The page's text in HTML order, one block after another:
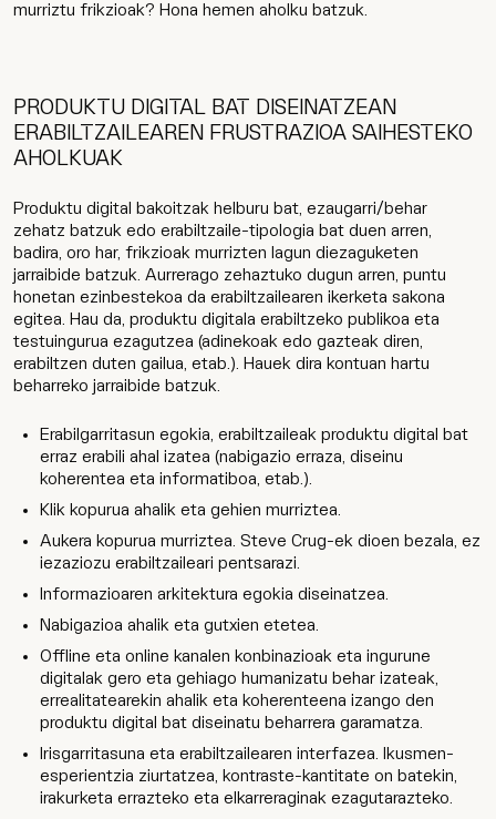
murriztu frikzioak? Hona hemen aholku batzuk.
PRODUKTU DIGITAL BAT DISEINATZEAN
ERABILTZAILEAREN FRUSTRAZIOA SAIHESTEKO
AHOLKUAK
Produktu digital bakoitzak helburu bat, ezaugarri/behar
zehatz batzuk edo erabiltzaile-tipologia bat duen arren,
badira, oro har, frikzioak murrizten lagun diezaguketen
jarraibide batzuk. Aurrerago zehaztuko dugun arren, puntu
honetan ezinbestekoa da erabiltzailearen ikerketa sakona
egitea. Hau da, produktu digitala erabiltzeko publikoa eta
testuingurua ezagutzea (adinekoak edo gazteak diren,
erabiltzen duten gailua, etab.). Hauek dira kontuan hartu
beharreko jarraibide batzuk.
Erabilgarritasun egokia, erabiltzaileak produktu digital bat
erraz erabili ahal izatea (nabigazio erraza, diseinu
koherentea eta informatiboa, etab.).
Klik kopurua ahalik eta gehien murriztea.
Aukera kopurua murriztea. Steve Crug-ek dioen bezala, ez
iezaziozu erabiltzaileari pentsarazi.
Informazioaren arkitektura egokia diseinatzea.
Nabigazioa ahalik eta gutxien etetea.
Offline eta online kanalen konbinazioak eta ingurune
digitalak gero eta gehiago humanizatu behar izateak,
errealitatearekin ahalik eta koherenteena izango den
produktu digital bat diseinatu beharrera garamatza.
Irisgarritasuna eta erabiltzailearen interfazea. Ikusmen-
esperientzia ziurtatzea, kontraste-kantitate on batekin,
irakurketa errazteko eta elkarreraginak ezagutarazteko.